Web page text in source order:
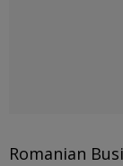
Romanian